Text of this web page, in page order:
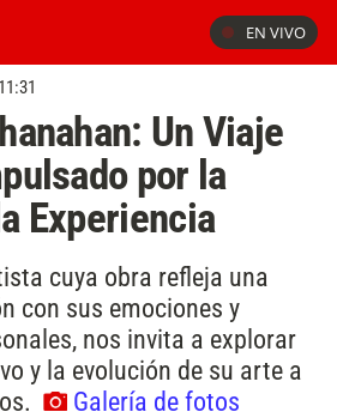
EN VIVO
Un Viaje
por la
Experiencia
cuya obra refleja una
con sus emociones y
nos invita a explorar
y la evolución de su arte a
Galería de fotos